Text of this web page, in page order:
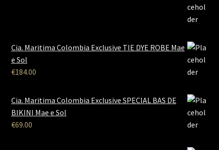
Cia. Maritima Colombia Exclusive TIE DYE ROBE Mae
e Sol
€184.00
Cia. Maritima Colombia Exclusive SPECIAL BAS DE
BIKINI Mae e Sol
€69.00